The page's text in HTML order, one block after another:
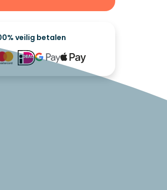
veilig betalen